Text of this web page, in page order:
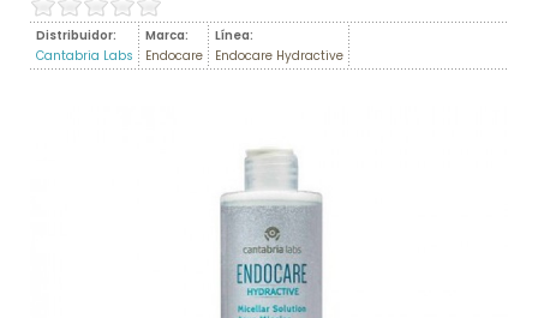
Distribuidor:
Cantabria Labs
Marca:
Endocare
Línea:
Endocare Hydractive